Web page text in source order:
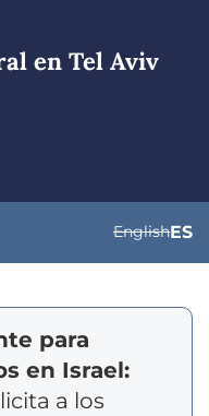
en Tel Aviv
EnglishES
para
en Israel:
a los